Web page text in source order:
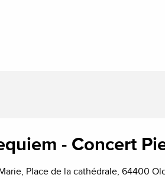
- Concert
Place de la cathédrale, 64400